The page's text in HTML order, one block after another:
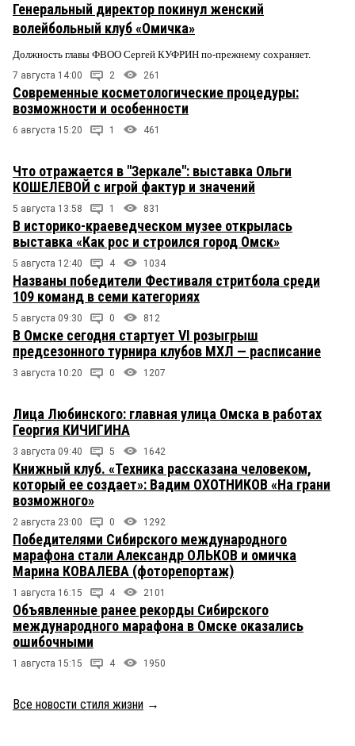
Генеральный директор покинул женский
волейбольный клуб «Омичка»
Должность главы ФВОО Сергей КУФРИН по-прежнему сохраняет.
7 августа 14:00 2 261
Современные косметологические процедуры:
возможности и особенности
6 августа 15:20 1 461
Что отражается в "Зеркале": выставка Ольги
КОШЕЛЕВОЙ с игрой фактур и значений
5 августа 13:58 1 831
В историко-краеведческом музее открылась
выставка «Как рос и строился город Омск»
5 августа 12:40 4 1034
Названы победители Фестиваля стритбола среди
109 команд в семи категориях
5 августа 09:30 0 812
В Омске сегодня стартует VI розыгрыш
предсезонного турнира клубов МХЛ — расписание
3 августа 10:20 0 1207
Лица Любинского: главная улица Омска в работах
Георгия КИЧИГИНА
3 августа 09:40 5 1642
Книжный клуб. «Техника рассказана человеком,
который ее создает»: Вадим ОХОТНИКОВ «На грани
возможного»
2 августа 23:00 0 1292
Победителями Сибирского международного
марафона стали Александр ОЛЬКОВ и омичка
Марина КОВАЛЕВА (фоторепортаж)
1 августа 16:15 4 2101
Объявленные ранее рекорды Сибирского
международного марафона в Омске оказались
ошибочными
1 августа 15:15 4 1950
Все новости стиля жизни →